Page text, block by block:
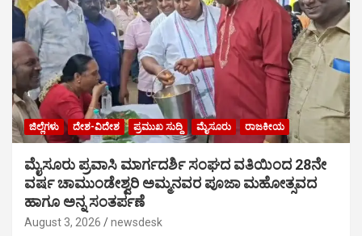
ಜಿಲ್ಲೆಗಳು ದೇಶ-ವಿದೇಶ ಪ್ರಮುಖ ಸುದ್ದಿ ಮೈಸೂರು ರಾಜಕೀಯ
ಮೈಸೂರು ಪ್ರವಾಸಿ ಮಾರ್ಗದರ್ಶಿ ಸಂಘದ ವತಿಯಿಂದ 28ನೇ
ವರ್ಷ ಚಾಮುಂಡೇಶ್ವರಿ ಅಮ್ಮನವರ ಪೂಜಾ ಮಹೋತ್ಸವದ
ಹಾಗೂ ಅನ್ನ ಸಂತರ್ಪಣೆ
August 3, 2026 newsdesk